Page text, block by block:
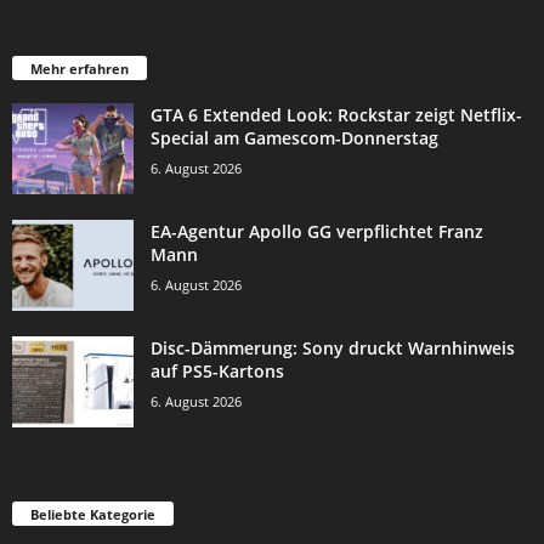
Mehr erfahren
GTA 6 Extended Look: Rockstar zeigt Netflix-
Special am Gamescom-Donnerstag
6. August 2026
EA-Agentur Apollo GG verpflichtet Franz
Mann
6. August 2026
Disc-Dämmerung: Sony druckt Warnhinweis
auf PS5-Kartons
6. August 2026
Beliebte Kategorie